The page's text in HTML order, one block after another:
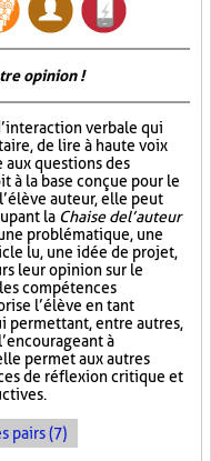
opinion !
verbale qui
de lire à haute voix
questions des
à la base conçue pour le
auteur, elle peut
la Chaise de l’auteur
problématique, une
lu, une idée de projet,
leur opinion sur le
compétences
l’élève en tant
permettant, entre autres,
à
permet aux autres
de réflexion critique et
pairs (7)